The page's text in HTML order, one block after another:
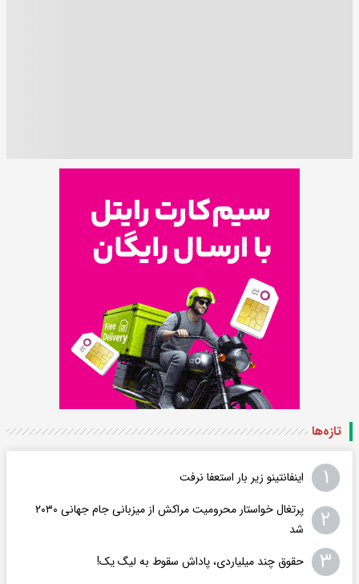
تازه‌ها
۱ اینفانتینو زیر بار استعفا نرفت
۲
پرتغال خواستار محرومیت مراکش از میزبانی جام جهانی ۲۰۳۰
شد
۳ حقوق چند میلیاردی، پاداش سقوط به لیگ یک!